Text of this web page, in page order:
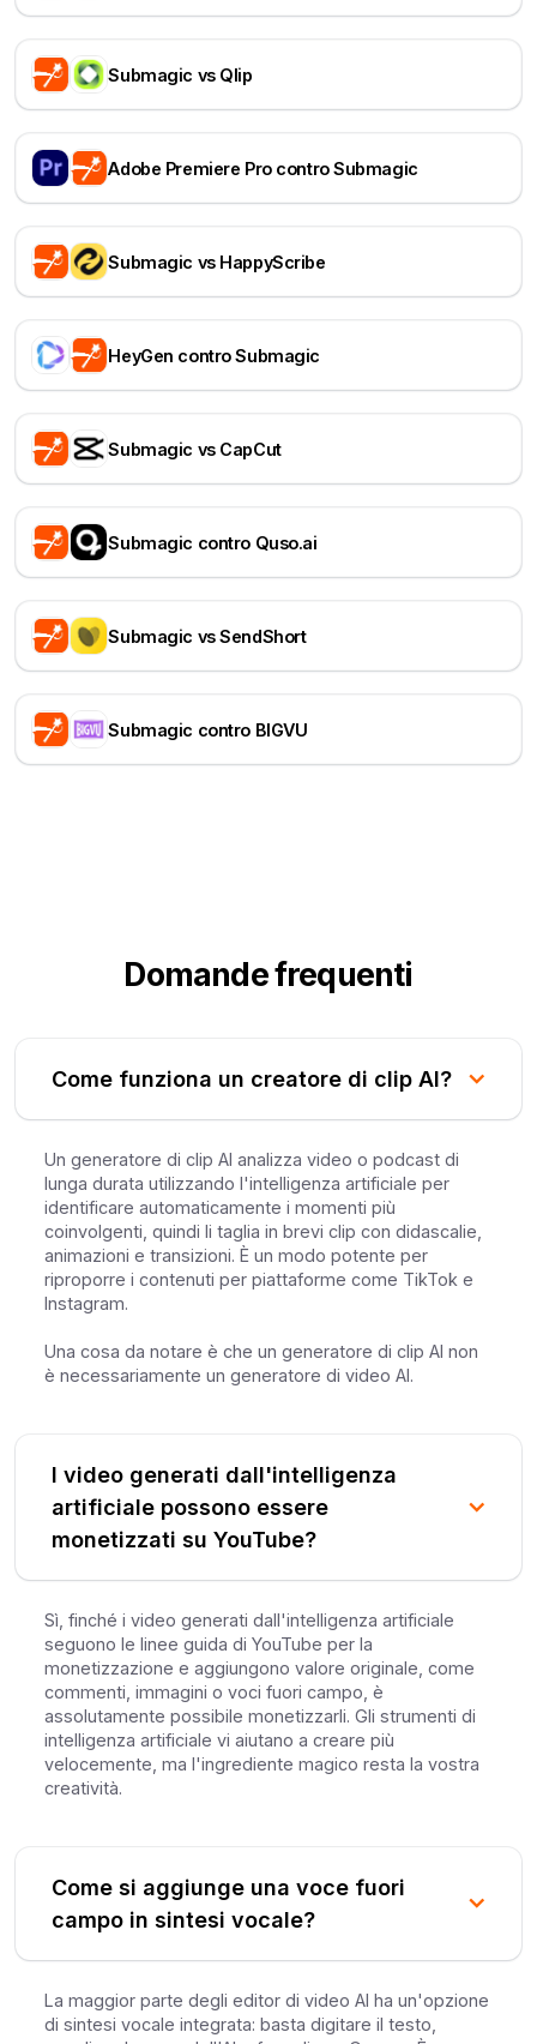
Submagic vs Qlip
Adobe Premiere Pro contro Submagic
Submagic vs HappyScribe
HeyGen contro Submagic
Submagic vs CapCut
Submagic contro Quso.ai
Submagic vs SendShort
Submagic contro BIGVU
Domande frequenti
Come funziona un creatore di clip AI?
Un generatore di clip AI analizza video o podcast di
lunga durata utilizzando l'intelligenza artificiale per
identificare automaticamente i momenti più
coinvolgenti, quindi li taglia in brevi clip con didascalie,
animazioni e transizioni. È un modo potente per
riproporre i contenuti per piattaforme come TikTok e
Instagram.
Una cosa da notare è che un generatore di clip AI non
è necessariamente un generatore di video AI.
I video generati dall'intelligenza
artificiale possono essere
monetizzati su YouTube?
Sì, finché i video generati dall'intelligenza artificiale
seguono le linee guida di YouTube per la
monetizzazione e aggiungono valore originale, come
commenti, immagini o voci fuori campo, è
assolutamente possibile monetizzarli. Gli strumenti di
intelligenza artificiale vi aiutano a creare più
velocemente, ma l'ingrediente magico resta la vostra
creatività.
Come si aggiunge una voce fuori
campo in sintesi vocale?
La maggior parte degli editor di video AI ha un'opzione
di sintesi vocale integrata: basta digitare il testo,